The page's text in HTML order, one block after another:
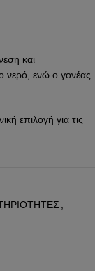
και
νερό, ενώ ο γονέας
επιλογή για τις